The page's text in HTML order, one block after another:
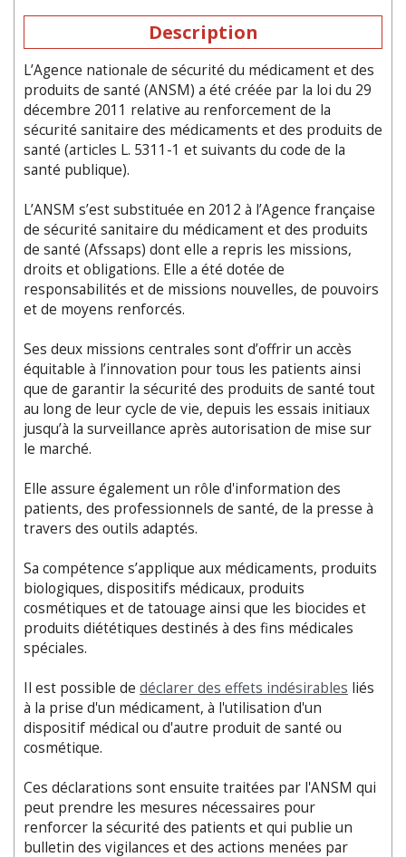
Description
L’Agence nationale de sécurité du médicament et des
produits de santé (ANSM) a été créée par la loi du 29
décembre 2011 relative au renforcement de la
sécurité sanitaire des médicaments et des produits de
santé (articles L. 5311-1 et suivants du code de la
santé publique).
L’ANSM s’est substituée en 2012 à l’Agence française
de sécurité sanitaire du médicament et des produits
de santé (Afssaps) dont elle a repris les missions,
droits et obligations. Elle a été dotée de
responsabilités et de missions nouvelles, de pouvoirs
et de moyens renforcés.
Ses deux missions centrales sont d’offrir un accès
équitable à l’innovation pour tous les patients ainsi
que de garantir la sécurité des produits de santé tout
au long de leur cycle de vie, depuis les essais initiaux
jusqu’à la surveillance après autorisation de mise sur
le marché.
Elle assure également un rôle d'information des
patients, des professionnels de santé, de la presse à
travers des outils adaptés.
Sa compétence s’applique aux médicaments, produits
biologiques, dispositifs médicaux, produits
cosmétiques et de tatouage ainsi que les biocides et
produits diététiques destinés à des fins médicales
spéciales.
Il est possible de déclarer des effets indésirables liés
à la prise d'un médicament, à l'utilisation d'un
dispositif médical ou d'autre produit de santé ou
cosmétique.
Ces déclarations sont ensuite traitées par l'ANSM qui
peut prendre les mesures nécessaires pour
renforcer la sécurité des patients et qui publie un
bulletin des vigilances et des actions menées par